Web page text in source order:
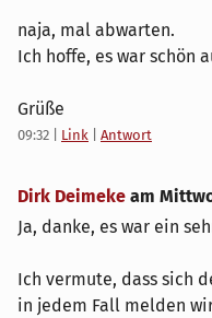
naja, mal abwarten.
Ich hoffe, es war schön
Grüße
09:32 Link Antwort
Dirk Deimeke am
Ja, danke, es war ein
Ich vermute, dass sich
in jedem Fall melden